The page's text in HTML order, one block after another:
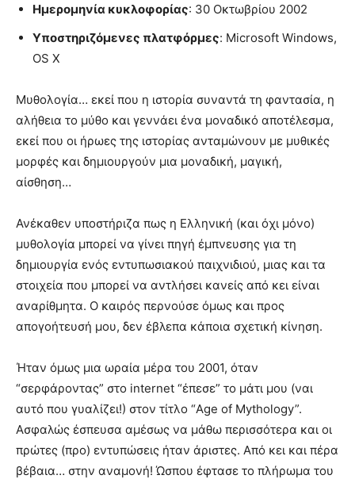
Ημερομηνία κυκλοφορίας: 30 Οκτωβρίου 2002
Υποστηριζόμενες πλατφόρμες: Microsoft Windows,
OS X
Μυθολογία… εκεί που η ιστορία συναντά τη φαντασία, η
αλήθεια το μύθο και γεννάει ένα μοναδικό αποτέλεσμα,
εκεί που οι ήρωες της ιστορίας ανταμώνουν με μυθικές
μορφές και δημιουργούν μια μοναδική, μαγική,
αίσθηση…
Ανέκαθεν υποστήριζα πως η Ελληνική (και όχι μόνο)
μυθολογία μπορεί να γίνει πηγή έμπνευσης για τη
δημιουργία ενός εντυπωσιακού παιχνιδιού, μιας και τα
στοιχεία που μπορεί να αντλήσει κανείς από κει είναι
αναρίθμητα. Ο καιρός περνούσε όμως και προς
απογοήτευσή μου, δεν έβλεπα κάποια σχετική κίνηση.
Ήταν όμως μια ωραία μέρα του 2001, όταν
“σερφάροντας” στο internet “έπεσε” το μάτι μου (ναι
αυτό που γυαλίζει!) στον τίτλο “Age of Mythology”.
Ασφαλώς έσπευσα αμέσως να μάθω περισσότερα και οι
πρώτες (προ) εντυπώσεις ήταν άριστες. Από κει και πέρα
βέβαια… στην αναμονή! Ώσπου έφτασε το πλήρωμα του